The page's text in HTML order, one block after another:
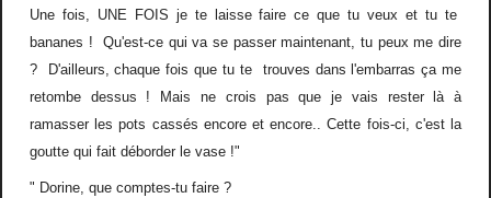
Une fois, UNE FOIS je te laisse faire ce que tu veux et tu te
bananes ! Qu'est-ce qui va se passer maintenant, tu peux me dire
? D'ailleurs, chaque fois que tu te trouves dans l'embarras ça me
retombe dessus ! Mais ne crois pas que je vais rester là à
ramasser les pots cassés encore et encore.. Cette fois-ci, c'est la
goutte qui fait déborder le vase !"
" Dorine, que comptes-tu faire ?